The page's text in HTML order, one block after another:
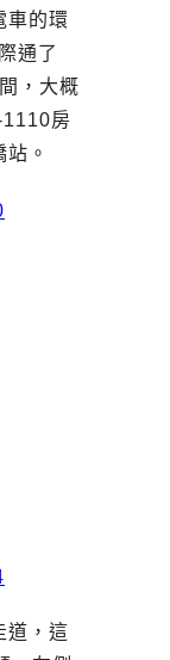
車的環
通了
，大概
房
。
道，這